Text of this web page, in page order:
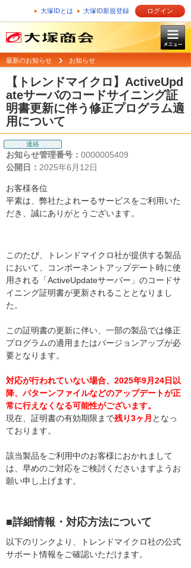
大塚IDとは 大塚ID新規登録 ログイン
最新のお知らせ お知らせ
【トレンドマイクロ】ActiveUpd
ateサーバのコードサイニング証
明書更新に伴う修正プログラム適
用について
連絡
お知らせ管理番号： 0000005409
公開日： 2025年6月12日
お客様各位
平素は、弊社たよれーるサービスをご利用いた
だき、誠にありがとうございます。
このたび、トレンドマイクロ社が提供する製品
において、コンポーネントアップデート時に使
用される「ActiveUpdateサーバー」のコードサ
イニング証明書が更新されることとなりまし
た。
この証明書の更新に伴い、一部の製品では修正
プログラムの適用またはバージョンアップが必
要となります。
対応が行われていない場合、2025年9月24日以
降、パターンファイルなどのアップデートが正
常に行えなくなる可能性がございます。
現在、証明書の有効期限まで残り3ヶ月 となっ
ております。
該当製品をご利用中のお客様におかれまして
は、早めのご対応をご検討くださいますようお
願い申し上げます。
■詳細情報・対応方法について
以下のリンクより、トレンドマイクロ社の公式
サポート情報をご確認いただけます。